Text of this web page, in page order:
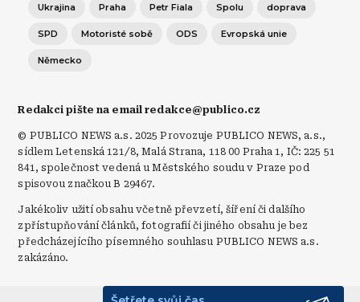
Ukrajina Praha Petr Fiala Spolu doprava
SPD Motoristé sobě ODS Evropská unie
Německo
Redakci pište na email redakce@publico.cz
© PUBLICO NEWS a.s. 2025 Provozuje PUBLICO NEWS, a.s.,
sídlem Letenská 121/8, Malá Strana, 118 00 Praha 1, IČ: 225 51
841, společnost vedená u Městského soudu v Praze pod
spisovou značkou B 29467.
Jakékoliv užití obsahu včetně převzetí, šíření či dalšího
zpřístupňování článků, fotografií či jiného obsahu je bez
předcházejícího písemného souhlasu PUBLICO NEWS a.s.
zakázáno.